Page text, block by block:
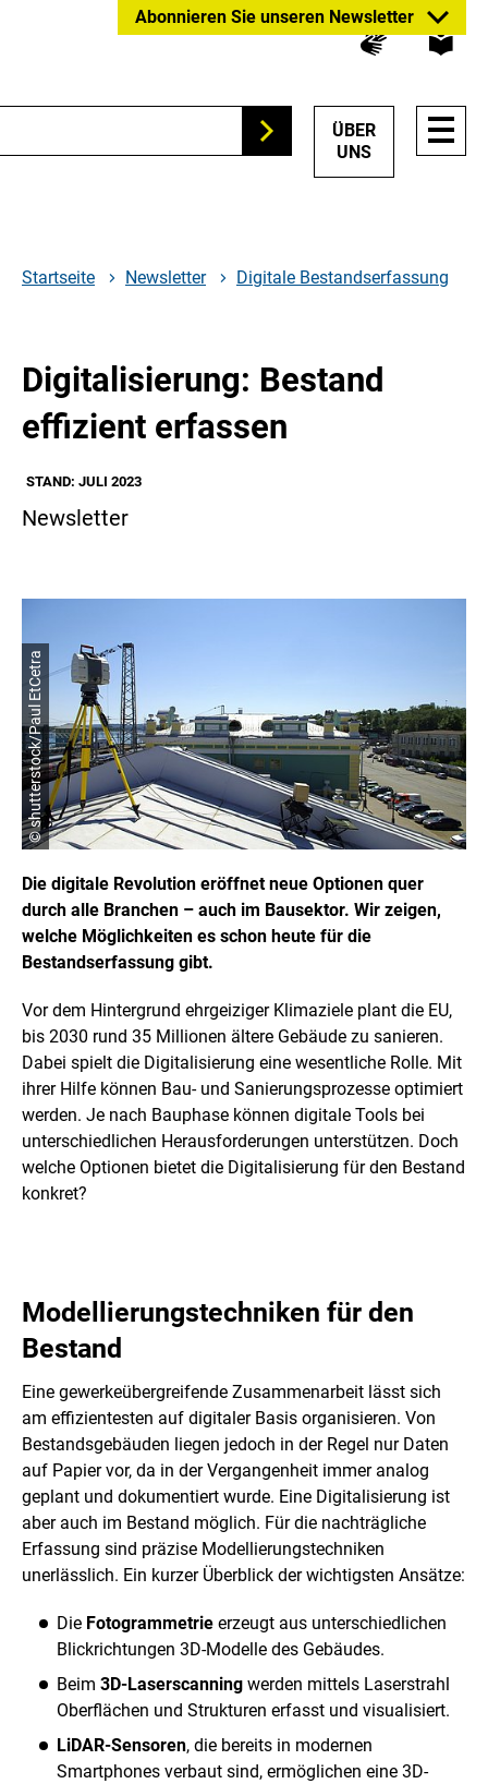
Hauptnavigation
Abonnieren Sie unseren Newsletter
Suchen
ÜBER
UNS
Startseite Newsletter Digitale Bestandserfassung
Digitalisierung: Bestand
effizient erfassen
STAND: JULI 2023
Newsletter
© shutterstock/Paul EtCetra
Die digitale Revolution eröffnet neue Optionen quer
durch alle Branchen – auch im Bausektor. Wir zeigen,
welche Möglichkeiten es schon heute für die
Bestandserfassung gibt.
Vor dem Hintergrund ehrgeiziger Klimaziele plant die EU,
bis 2030 rund 35 Millionen ältere Gebäude zu sanieren.
Dabei spielt die Digitalisierung eine wesentliche Rolle. Mit
ihrer Hilfe können Bau- und Sanierungsprozesse optimiert
werden. Je nach Bauphase können digitale Tools bei
unterschiedlichen Herausforderungen unterstützen. Doch
welche Optionen bietet die Digitalisierung für den Bestand
konkret?
Modellierungstechniken für den
Bestand
Eine gewerkeübergreifende Zusammenarbeit lässt sich
am effizientesten auf digitaler Basis organisieren. Von
Bestandsgebäuden liegen jedoch in der Regel nur Daten
auf Papier vor, da in der Vergangenheit immer analog
geplant und dokumentiert wurde. Eine Digitalisierung ist
aber auch im Bestand möglich. Für die nachträgliche
Erfassung sind präzise Modellierungstechniken
unerlässlich. Ein kurzer Überblick der wichtigsten Ansätze:
Die Fotogrammetrie erzeugt aus unterschiedlichen
Blickrichtungen 3D-Modelle des Gebäudes.
Beim 3D-Laserscanning werden mittels Laserstrahl
Oberflächen und Strukturen erfasst und visualisiert.
LiDAR-Sensoren, die bereits in modernen
Smartphones verbaut sind, ermöglichen eine 3D-